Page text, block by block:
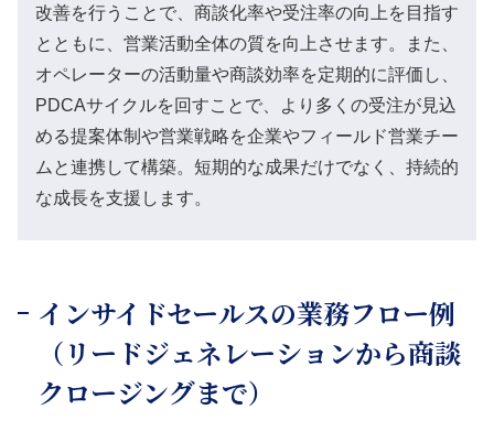
改善を行うことで、商談化率や受注率の向上を目指す
とともに、営業活動全体の質を向上させます。また、
オペレーターの活動量や商談効率を定期的に評価し、
PDCAサイクルを回すことで、より多くの受注が見込
める提案体制や営業戦略を企業やフィールド営業チー
ムと連携して構築。短期的な成果だけでなく、持続的
な成長を支援します。
インサイドセールスの業務フロー例
（リードジェネレーションから商談
クロージングまで）